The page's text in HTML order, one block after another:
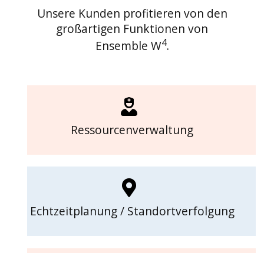
Unsere Kunden profitieren von den
großartigen Funktionen von
Ensemble W4.
Ressourcenverwaltung
Echtzeitplanung / Standortverfolgung